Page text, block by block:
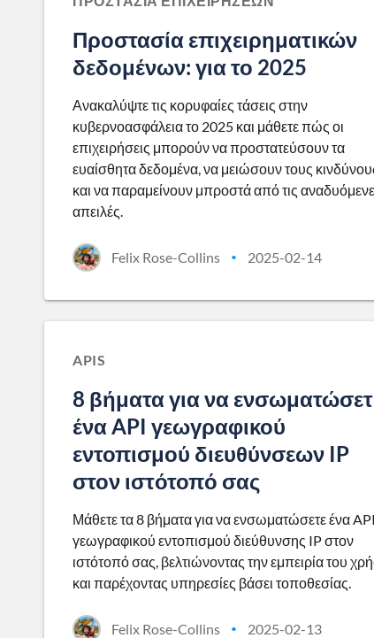
Προστασία επιχειρηματικών
δεδομένων: για το 2025
Ανακαλύψτε τις κορυφαίες τάσεις στην
κυβερνοασφάλεια το 2025 και μάθετε πώς οι
επιχειρήσεις μπορούν να προστατεύσουν τα
ευαίσθητα δεδομένα, να μειώσουν τους
και να παραμείνουν μπροστά από τις
απειλές.
Felix Rose-Collins • 2025-02-14
APIS
8 βήματα για να
ένα API γεωγραφικού
εντοπισμού διευθύνσεων IP
στον ιστότοπό σας
Μάθετε τα 8 βήματα για να ενσωματώσετε ένα API
γεωγραφικού εντοπισμού διεύθυνσης IP στον
ιστότοπό σας, βελτιώνοντας την εμπειρία του
και παρέχοντας υπηρεσίες βάσει τοποθεσίας.
Felix Rose-Collins • 2025-02-13